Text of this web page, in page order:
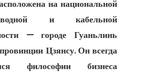
и кабельной
— городе Гуаньлинь
Цзянсу. Он всегда
философии бизнеса